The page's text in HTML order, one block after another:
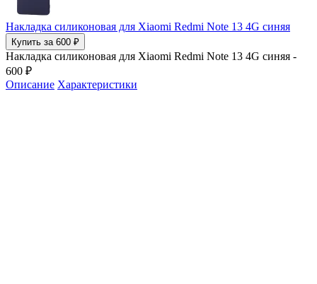
Накладка силиконовая для Xiaomi Redmi Note 13 4G синяя
Купить за 600 ₽
Накладка силиконовая для Xiaomi Redmi Note 13 4G синяя -
600 ₽
Описание Характеристики